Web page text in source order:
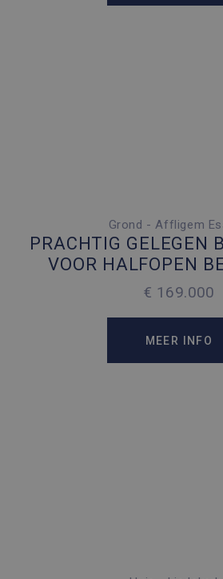
477 M 2
Grond - Affligem
PRACHTIG GELEGEN
VOOR HALFOPEN
€ 169.000
MEER INFO